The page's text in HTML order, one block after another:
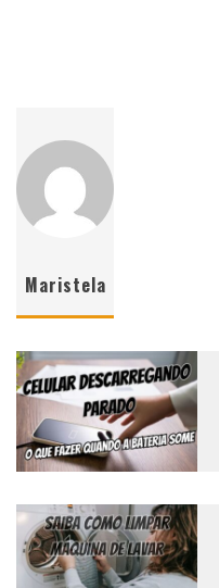
Maristela